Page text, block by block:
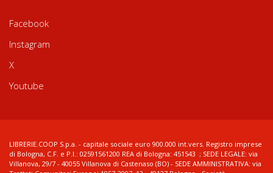
Facebook
Instagram
X
Youtube
LIBRERIE.COOP S.p.a. - capitale sociale euro 900.000 int.vers. Registro imprese
di Bologna, C.F. e P.I.: 02591561200 REA di Bologna: 451543 ; SEDE LEGALE: via
Villanova, 29/7 - 40055 Villanova di Castenaso (BO) - SEDE AMMINISTRATIVA: via